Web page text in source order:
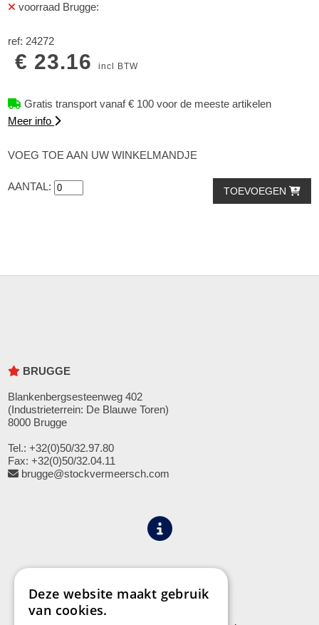
voorraad Brugge:
ref: 24272
€ 23.16incl BTW
Gratis transport vanaf € 100 voor de meeste artikelen
Meer info
VOEG TOE AAN UW WINKELMANDJE
AANTAL: TOEVOEGEN
BRUGGE
Blankenbergsesteenweg 402
(Industrieterrein: De Blauwe Toren)
8000 Brugge
Tel.: +32(0)50/32.97.80
Fax: +32(0)50/32.04.11
brugge@stockvermeersch.com
Deze website maakt gebruik
van cookies.